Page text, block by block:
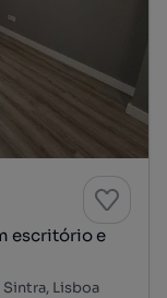
escritório e
Lisboa